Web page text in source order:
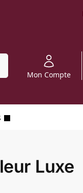
Mon Compte
Luxe